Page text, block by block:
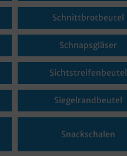
Schnittbrotbeutel
Schnapsgläser
Sichtstreifenbeutel
Siegelrandbeutel
Snackschalen